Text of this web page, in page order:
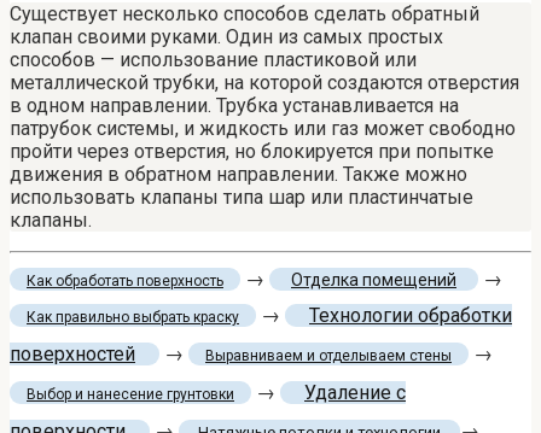
Существует несколько способов сделать обратный
клапан своими руками. Один из самых простых
способов — использование пластиковой или
металлической трубки, на которой создаются отверстия
в одном направлении. Трубка устанавливается на
патрубок системы, и жидкость или газ может свободно
пройти через отверстия, но блокируется при попытке
движения в обратном направлении. Также можно
использовать клапаны типа шар или пластинчатые
клапаны.
Как обработать поверхность → Отделка помещений →
Как правильно выбрать краску →
Технологии обработки
поверхностей
→ Выравниваем и отделываем стены →
Выбор и нанесение грунтовки →
Удаление с